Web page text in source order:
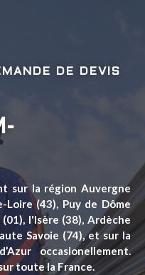
DE DEVIS
sur la région Auvergne
Loire (43), Puy de Dôme
l'Isère (38), Ardèche
Savoie (74), et sur la
occasionellement.
toute la France.